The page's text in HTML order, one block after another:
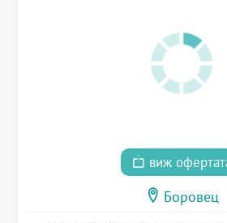
виж
Боровец